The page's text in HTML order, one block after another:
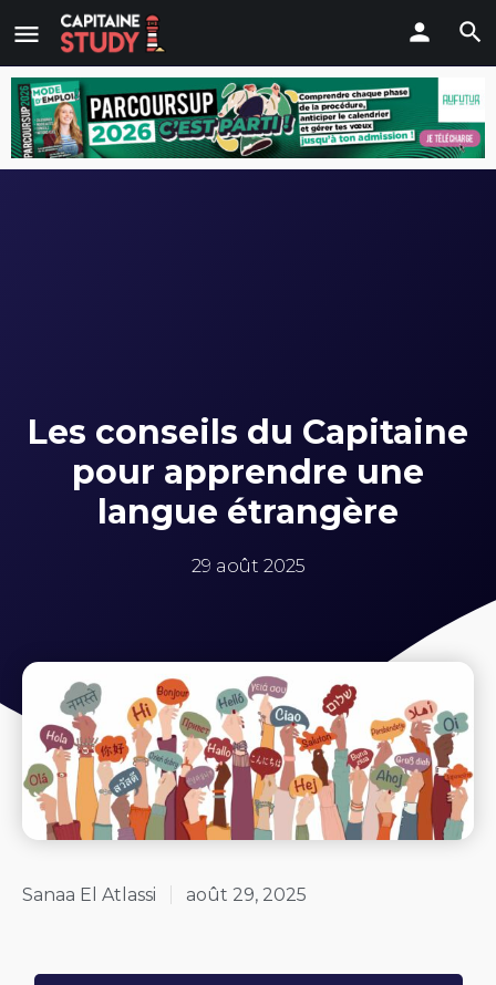
Les conseils du Capitaine
pour apprendre une
langue étrangère
29 août 2025
Sanaa El Atlassi août 29, 2025